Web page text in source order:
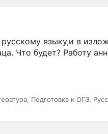
языку,и в
Что будет? Работу
Подготовка к ОГЭ,